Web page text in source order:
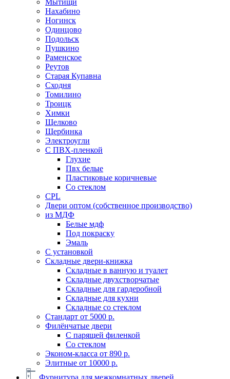
Нахабино
Ногинск
Одинцово
Подольск
Пушкино
Раменское
Реутов
Старая Купавна
Сходня
Томилино
Троицк
Химки
Щелково
Щербинка
Электроугли
C ПВХ-пленкой
Глухие
Пвх белые
Пластиковые коричневые
Со стеклом
CPL
Двери оптом (собственное производство)
из МДФ
Белые мдф
Под покраску
Эмаль
С установкой
Складные двери-книжка
Складные в ванную и туалет
Складные двухстворчатые
Складные для гардеробной
Складные для кухни
Складные со стеклом
Стандарт от 5000 р.
Филёнчатые двери
С парящей филенкой
Со стеклом
Эконом-класса от 890 р.
Элитные от 10000 р.
Фурнитура для межкомнатных дверей